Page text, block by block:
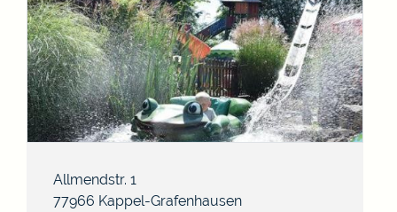
Allmendstr. 1
77966 Kappel-Grafenhausen